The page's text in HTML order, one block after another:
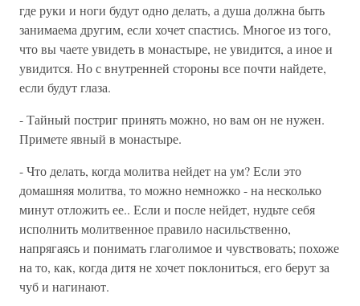
где руки и ноги будут одно делать, а душа должна быть
занимаема другим, если хочет спастись. Многое из того,
что вы чаете увидеть в монастыре, не увидится, а иное и
увидится. Но с внутренней стороны все почти найдете,
если будут глаза.
- Тайный постриг принять можно, но вам он не нужен.
Примете явный в монастыре.
- Что делать, когда молитва нейдет на ум? Если это
домашняя молитва, то можно немножко - на несколько
минут отложить ее.. Если и после нейдет, нудьте себя
исполнить молитвенное правило насильственно,
напрягаясь и понимать глаголимое и чувствовать; похоже
на то, как, когда дитя не хочет поклониться, его берут за
чуб и нагинают.